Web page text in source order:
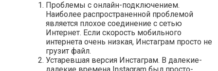
Проблемы с онлайн-подключением.
Наиболее распространенной проблемой
является плохое соединение с сетью
Интернет. Если скорость мобильного
интернета очень низкая, Инстаграм просто не
грузит файл.
Устаревшая версия Инстаграм. В далекие-